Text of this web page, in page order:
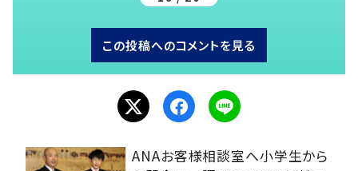
この投稿へのコメントを見る
ANAお客様相談室へ小学生から